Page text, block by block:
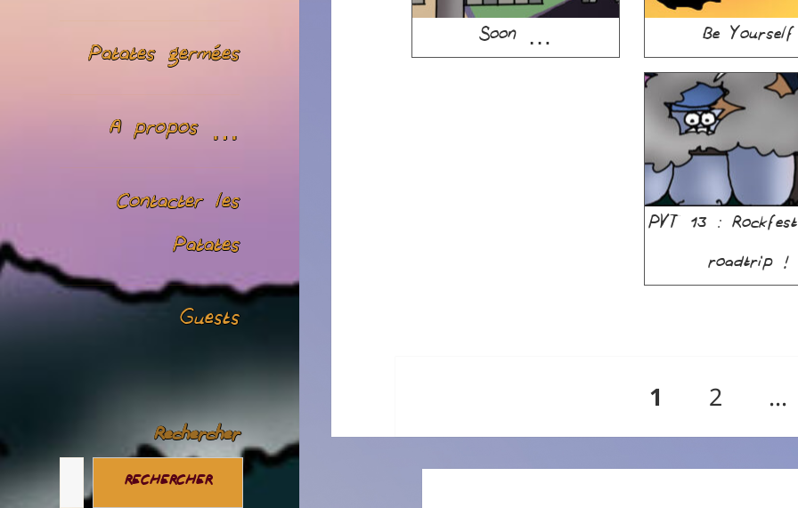
Patates germées
A propos …
Contacter les
Patates
Guests
Rechercher
RECHERCHER
Soon … Be Yourself
PVT 13 :
roadtrip !
publications
PAGE
1 Page
2 …